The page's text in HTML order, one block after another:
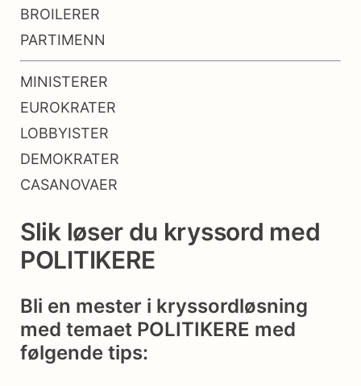
BROILERER
PARTIMENN
MINISTERER
EUROKRATER
LOBBYISTER
DEMOKRATER
CASANOVAER
Slik løser du kryssord med
POLITIKERE
Bli en mester i kryssordløsning
med temaet POLITIKERE med
følgende tips: